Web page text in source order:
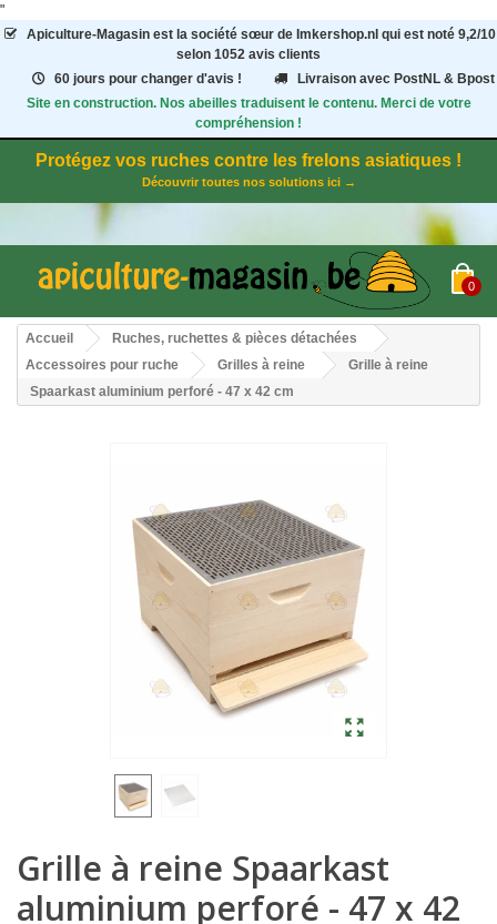
"
Apiculture-Magasinest la société sœur de Imkershop.nl qui est noté 9,2/10
selon 1052 avis clients
60 jours pour changer d'avis !
Livraison avec PostNL & Bpost
Site en construction. Nos abeilles traduisent le contenu. Merci de votre
compréhension !
Protégez vos ruches contre les frelons asiatiques !
Découvrir toutes nos solutions ici →
0
Accueil
Ruches, ruchettes & pièces détachées
Accessoires pour ruche
Grilles à reine
Grille à reine
Spaarkast aluminium perforé - 47 x 42 cm
Grille à reine Spaarkast
aluminium perforé - 47 x 42